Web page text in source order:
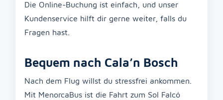
Die Online-Buchung ist einfach, und unser
Kundenservice hilft dir gerne weiter, falls du
Fragen hast.
Bequem nach Cala’n Bosch
Nach dem Flug willst du stressfrei ankommen.
Mit MenorcaBus ist die Fahrt zum Sol Falcó